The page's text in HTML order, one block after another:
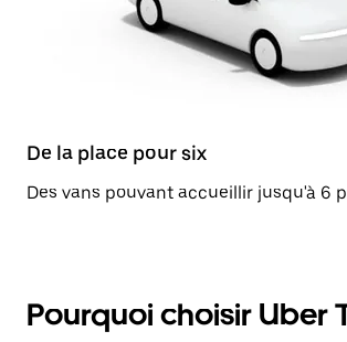
De la place pour six
Des vans pouvant accueillir jusqu'à 6
Pourquoi choisir Uber